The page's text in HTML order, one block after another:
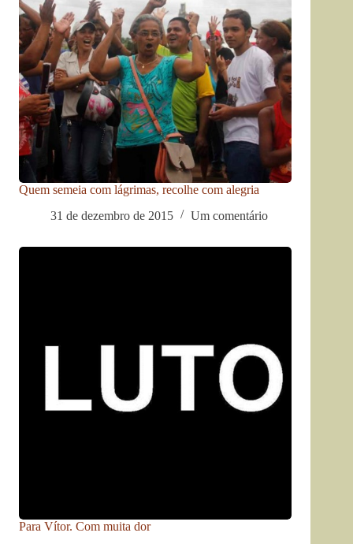
Quem semeia com lágrimas, recolhe com alegria
31 de dezembro de 2015
Um comentário
Para Vítor. Com muita dor